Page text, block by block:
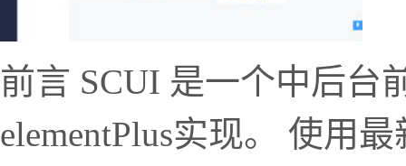
前言 SCUI 是一个中后台
elementPlus实现。 使用